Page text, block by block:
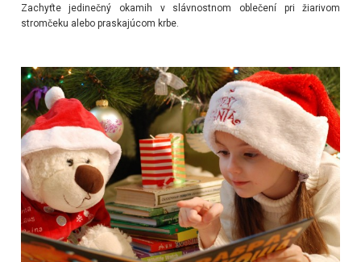
Zachyťte jedinečný okamih v slávnostnom oblečení pri žiarivom
stromčeku alebo praskajúcom krbe.